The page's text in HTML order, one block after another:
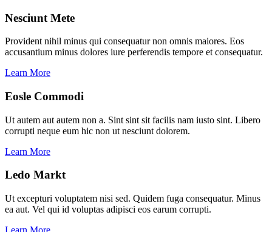
Nesciunt Mete
Provident nihil minus qui consequatur non omnis maiores. Eos
accusantium minus dolores iure perferendis tempore et consequatur.
Learn More
Eosle Commodi
Ut autem aut autem non a. Sint sint sit facilis nam iusto sint. Libero
corrupti neque eum hic non ut nesciunt dolorem.
Learn More
Ledo Markt
Ut excepturi voluptatem nisi sed. Quidem fuga consequatur. Minus
ea aut. Vel qui id voluptas adipisci eos earum corrupti.